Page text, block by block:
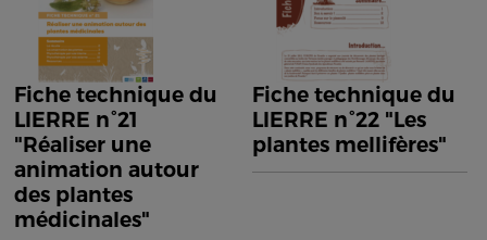
Fiche technique du
LIERRE n°21
"Réaliser une
animation autour
des plantes
médicinales"
Fiche technique du
LIERRE n°22 "Les
plantes mellifères"